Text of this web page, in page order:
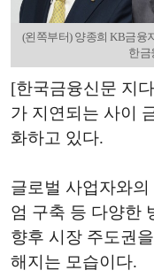
(왼쪽부터) 양종희 KB금융
한금
[한국금융신문 지
가 지연되는 사이
화하고 있다.
글로벌 사업자와
엄 구축 등 다양한
향후 시장 주도권
해지는 모습이다.